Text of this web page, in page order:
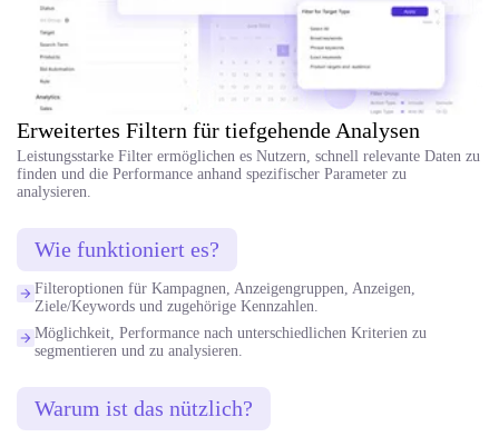
Erweitertes Filtern für tiefgehende Analysen
Leistungsstarke Filter ermöglichen es Nutzern, schnell relevante Daten zu
finden und die Performance anhand spezifischer Parameter zu
analysieren.
Wie funktioniert es?
Filteroptionen für Kampagnen, Anzeigengruppen, Anzeigen,
Ziele/Keywords und zugehörige Kennzahlen.
Möglichkeit, Performance nach unterschiedlichen Kriterien zu
segmentieren und zu analysieren.
Warum ist das nützlich?